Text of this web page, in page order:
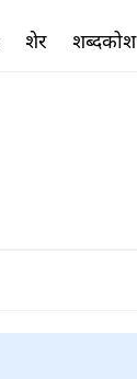
शेर शब्दकोश